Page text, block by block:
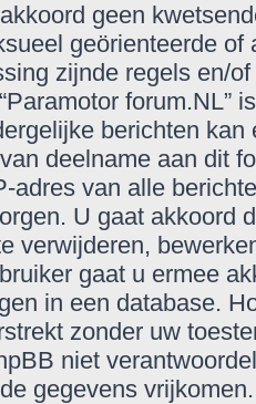
geen
geörienteerde
zijnde regels en/
forum.NL”
berichten
deelname aan dit
adres van alle
U gaat akkoord
verwijderen,
gaat u ermee
in een database.
zonder uw
niet
gegevens vrijkomen.